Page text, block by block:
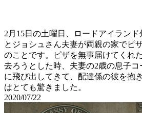
2月15日の土曜日、ロードアイラン
とジョシュさん夫妻が両親の家でピ
のことです。ピザを無事届けてくれ
去ろうとした時、夫妻の2歳の息子
に飛び出してきて、配達係の彼を抱
はとても驚きました。
2020/07/22